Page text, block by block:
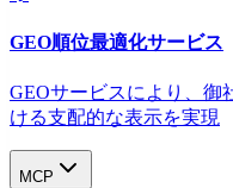
GEO順位最適化サービス
GEOサービスにより、御
ける支配的な表示を実現​
MCP